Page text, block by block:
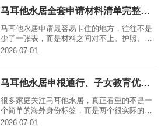
排、官方贡献、公益捐款、行政费、资产证明
和严格尽调。
马耳他永居全套申请材料清单完整版 2026最新版 亚太环球专业解读
马耳他永居申请最容易卡住的地方，往往不是
少了一张表，而是材料之间对不上。护照、出
生证明、无犯罪证明、银行流水、资金来源、
里，每一类文件都要能互相解释。
2026-07-01
马耳他永居申根通行、子女教育优势解读（2026最新版）｜亚太环球专业解读
很多家庭关注马耳他永居，真正看重的不是一
个简单的海外身份标签，而是两个很实际的结
果：一家人能否在马耳他长期合法居住，能否
2026-07-01